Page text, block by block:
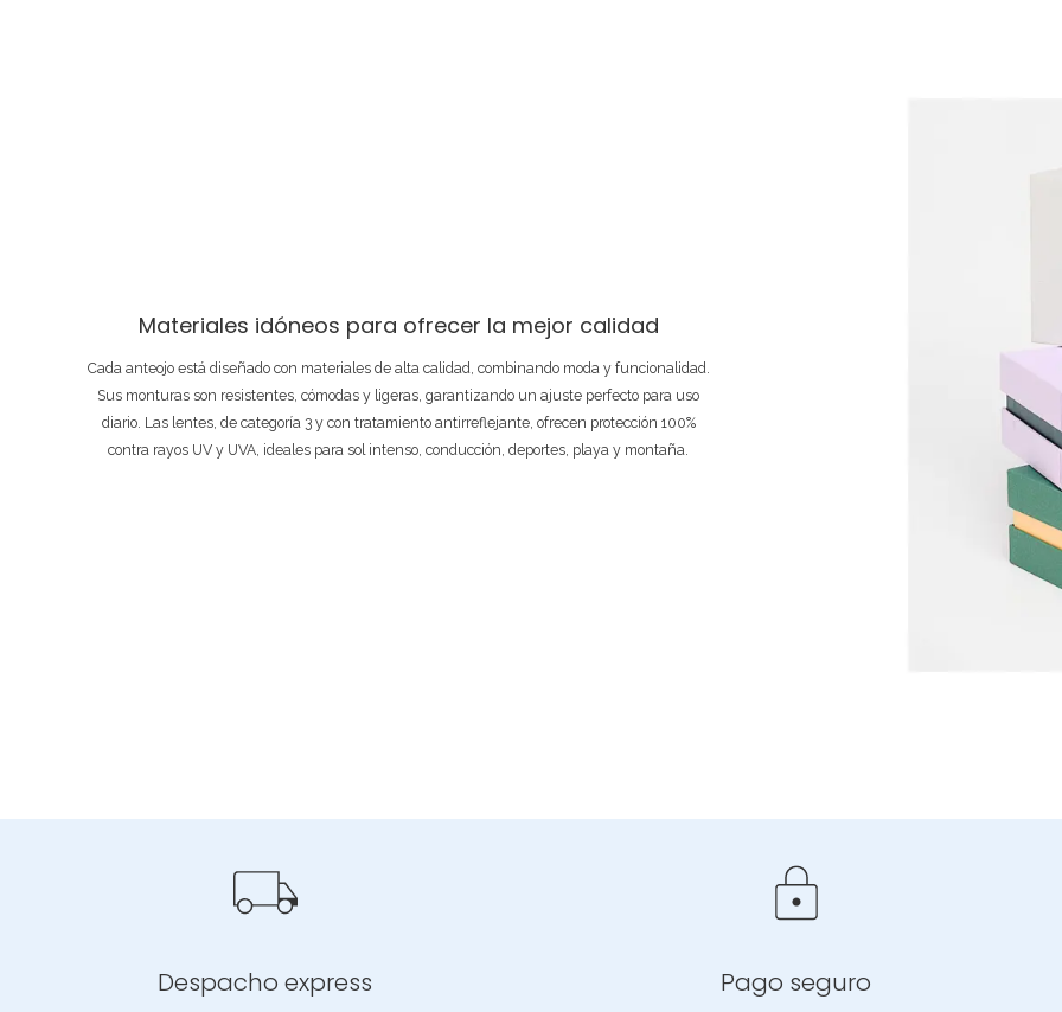
Materiales idóneos para ofrecer la mejor calidad
Cada anteojo está diseñado con materiales de alta calidad, combinando moda y funcionalidad.
Sus monturas son resistentes, cómodas y ligeras, garantizando un ajuste perfecto para uso
diario. Las lentes, de categoría 3 y con tratamiento antirreflejante, ofrecen protección 100%
contra rayos UV y UVA, ideales para sol intenso, conducción, deportes, playa y montaña.
Despacho express Pago seguro